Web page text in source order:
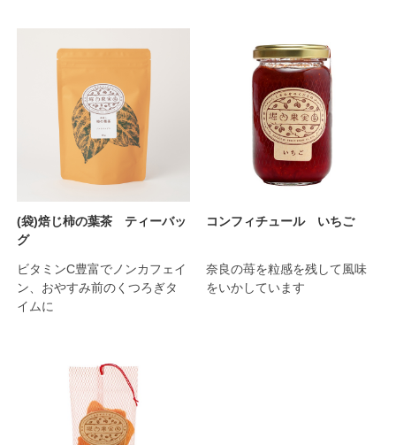
ビタミンC豊富でノンカフェイ
ン、おやすみ前のくつろぎタ
イムに
(袋)焙じ柿の葉茶 ティーバッ
グ
奈良の苺を粒感を残して風味
をいかしています
コンフィチュール いちご